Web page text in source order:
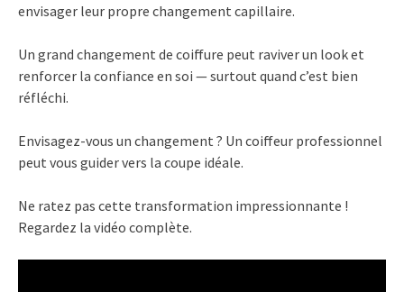
envisager leur propre changement capillaire.
Un grand changement de coiffure peut raviver un look et
renforcer la confiance en soi — surtout quand c’est bien
réfléchi.
Envisagez-vous un changement ? Un coiffeur professionnel
peut vous guider vers la coupe idéale.
Ne ratez pas cette transformation impressionnante !
Regardez la vidéo complète.